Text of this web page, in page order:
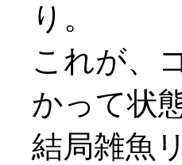
り。
これが、
かって状
結局雑魚